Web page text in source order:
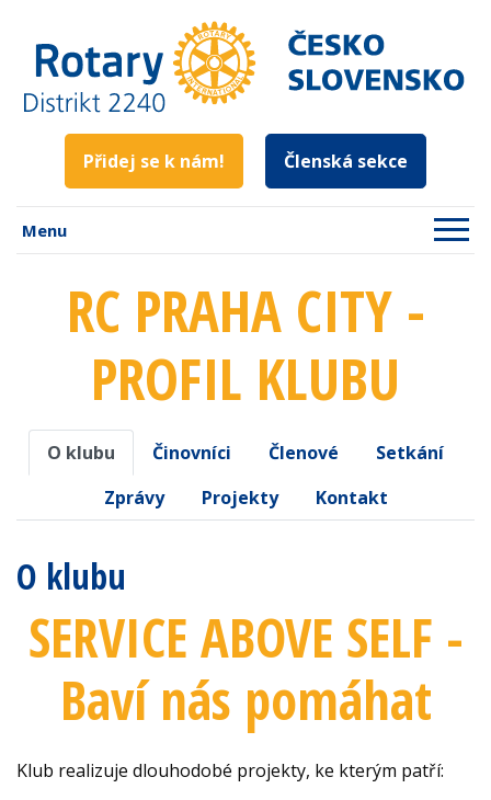
Přidej se k nám! Členská sekce
Menu
RC PRAHA CITY -
PROFIL KLUBU
O klubu Činovníci Členové
Setkání
Zprávy
Projekty Kontakt
O klubu
SERVICE ABOVE SELF -
Baví nás pomáhat
Klub realizuje dlouhodobé projekty, ke kterým patří: